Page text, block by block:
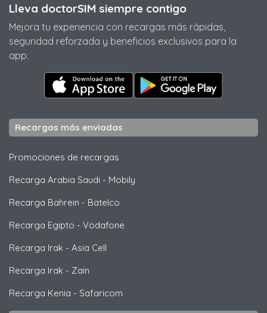
Lleva doctorSIM siempre contigo
Mejora tu experiencia con recargas más rápidas,
seguridad reforzada y beneficios exclusivos para la
app.
Recargas más enviadas
Promociones de recargas
Recarga Arabia Saudi - Mobily
Recarga Bahrein - Batelco
Recarga Egipto - Vodafone
Recarga Irak - Asia Cell
Recarga Irak - Zain
Recarga Kenia - Safaricom